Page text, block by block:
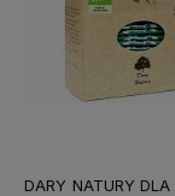
DARY NATURY DLA